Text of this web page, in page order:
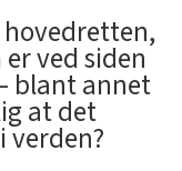
ved siden
blant annet
at det
verden?